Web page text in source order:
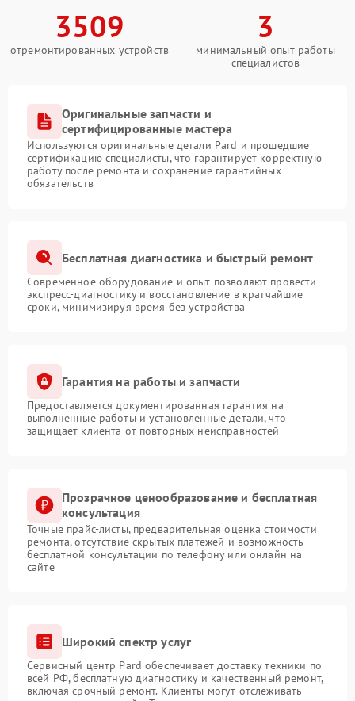
3509
отремонтированных устройств
3
минимальный опыт работы
специалистов
Оригинальные запчасти и
сертифицированные мастера
Используются оригинальные детали Pard и прошедшие
сертификацию специалисты, что гарантирует корректную
работу после ремонта и сохранение гарантийных
обязательств
Бесплатная диагностика и быстрый ремонт
Современное оборудование и опыт позволяют провести
экспресс-диагностику и восстановление в кратчайшие
сроки, минимизируя время без устройства
Гарантия на работы и запчасти
Предоставляется документированная гарантия на
выполненные работы и установленные детали, что
защищает клиента от повторных неисправностей
Прозрачное ценообразование и бесплатная
консультация
Точные прайс-листы, предварительная оценка стоимости
ремонта, отсутствие скрытых платежей и возможность
бесплатной консультации по телефону или онлайн на
сайте
Широкий спектр услуг
Сервисный центр Pard обеспечивает доставку техники по
всей РФ, бесплатную диагностику и качественный ремонт,
включая срочный ремонт. Клиенты могут отслеживать